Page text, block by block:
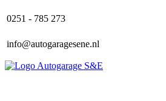
0251 - 785 273
info@autogaragesene.nl